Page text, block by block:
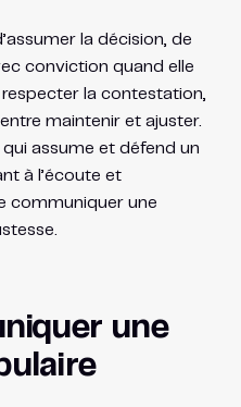
la décision, de
conviction quand elle
la contestation,
maintenir et ajuster.
assume et défend un
à l’écoute et
communiquer une
une